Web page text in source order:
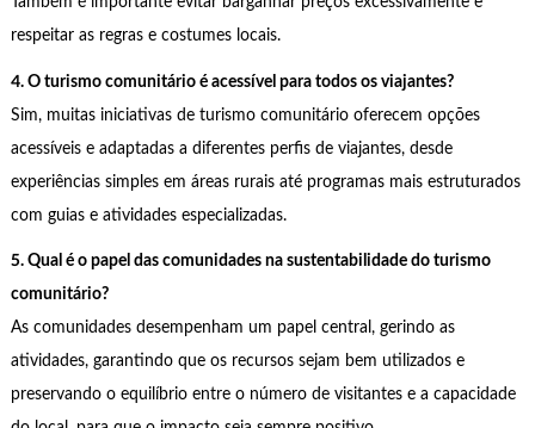
respeitar as regras e costumes locais.
4. O turismo comunitário é acessível para todos os viajantes?
Sim, muitas iniciativas de turismo comunitário oferecem opções
acessíveis e adaptadas a diferentes perfis de viajantes, desde
experiências simples em áreas rurais até programas mais estruturados
com guias e atividades especializadas.
5. Qual é o papel das comunidades na sustentabilidade do turismo
comunitário?
As comunidades desempenham um papel central, gerindo as
atividades, garantindo que os recursos sejam bem utilizados e
preservando o equilíbrio entre o número de visitantes e a capacidade